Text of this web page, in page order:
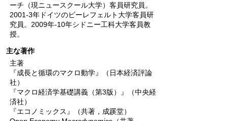
ーチ（現ニュースクール大学）客員研究員。
2001-3年ドイツのビーレフェルト大学客員研
究員。2009年-10年シドニー工科大学客員教
授。
主な著作
主著
『成長と循環のマクロ動学』（日本経済評論
社）
『マクロ経済学基礎講義（第3版）』（中央経
済社）
『エコノミックス』（共著，成蹊堂）